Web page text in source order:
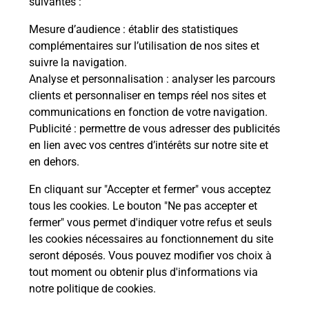
Mesure d’audience : établir des statistiques
complémentaires sur l’utilisation de nos sites et
suivre la navigation.
Analyse et personnalisation : analyser les parcours
clients et personnaliser en temps réel nos sites et
communications en fonction de votre navigation.
Publicité : permettre de vous adresser des publicités
en lien avec vos centres d’intérêts sur notre site et
en dehors.
En cliquant sur "Accepter et fermer" vous acceptez
tous les cookies. Le bouton "Ne pas accepter et
fermer" vous permet d'indiquer votre refus et seuls
les cookies nécessaires au fonctionnement du site
seront déposés. Vous pouvez modifier vos choix à
tout moment ou obtenir plus d'informations via
notre politique de cookies.
Boîte aux Lettres La Poste
Prochaine collecte du courrierlundià 14h00
5 Allee Arthur Gouin
04700
Oraison
Itinéraire
Le lien s'ouvre dans un nouvel onglet
Localiser Liste Boîtes aux lettres
Alpes-de-Haute-Provence
Oraison